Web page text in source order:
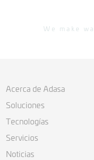
We make
Acerca de Adasa
Soluciones
Tecnologías
Servicios
Noticias